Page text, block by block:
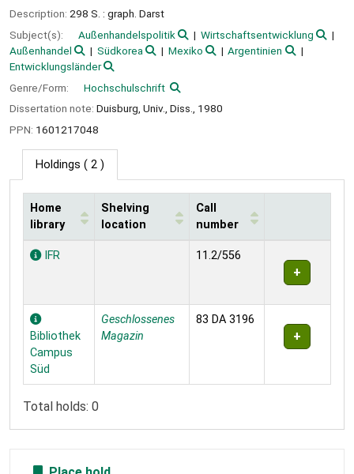
Description: 298 S. : graph. Darst
Subject(s):
Außenhandelspolitik
Wirtschaftsentwicklung
Außenhandel
Südkorea Mexiko
Argentinien
Entwicklungsländer
Genre/Form:
Hochschulschrift
Dissertation note: Duisburg, Univ., Diss., 1980
PPN: 1601217048
Holdings ( 2 )
Holdings
Home
library
Shelving
location
Call
number
IFR 11.2/556
Bibliothek
Campus
Süd
Geschlossenes
Magazin
83 DA 3196
Total holds: 0